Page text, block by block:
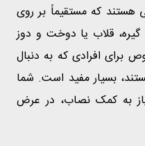
هستند که مستقیماً بر روی
گیره، قلاب یا دوخت و دوز
برای افرادی که به دنبال
بسیار مفید است. شما
به کمک نصاب، در عرض